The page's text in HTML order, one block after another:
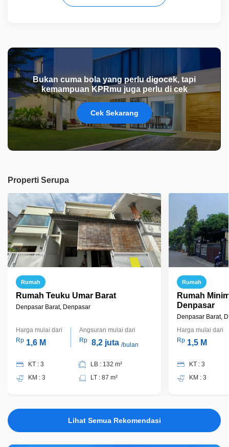
Bukan cuma bola yang perlu digocek, tapi
kemampuan KPRmu juga perlu di cek
Cek Sekarang
Properti Serupa
Rumah
Rumah Teuku Umar Barat
Denpasar Barat, Denpasar
Harga mulai dari
Rp 1,6 M
Angsuran mulai dari
Rp 8,2 juta /bulan
KT : 3
KM : 3
LB : 132 m²
LT : 87 m²
Rumah
Rumah
Denpasar
Denpasar Barat,
Harga mulai dari
Rp 1,5 M
KT : 3
KM : 3
Lihat Semua Rekomendasi